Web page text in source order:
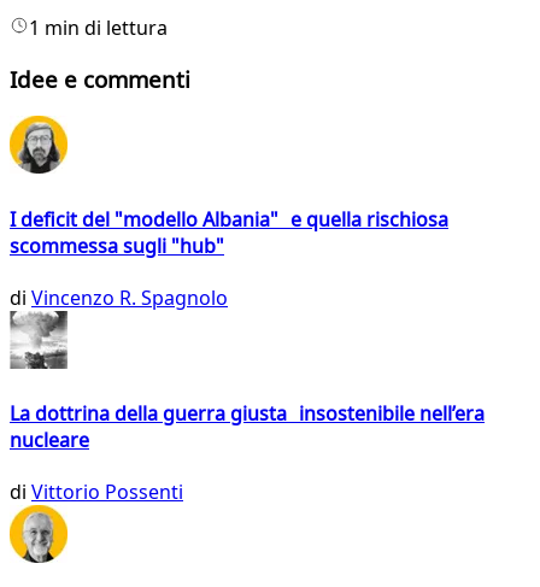
1 min di lettura
Idee e commenti
I deficit del "modello Albania" e quella rischiosa
scommessa sugli "hub"
di Vincenzo R. Spagnolo
La dottrina della guerra giusta insostenibile nell’era
nucleare
di Vittorio Possenti